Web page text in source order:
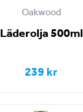
Oakwood
Läderolja 500ml
239 kr